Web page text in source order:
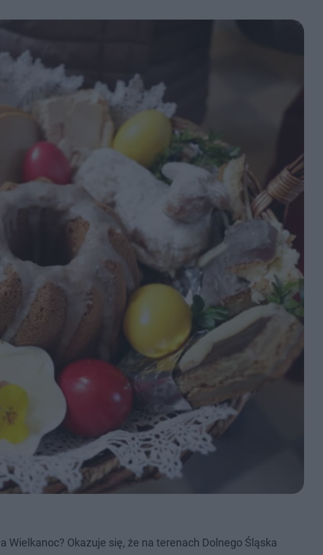
Wielkanoc? Okazuje się, że na terenach Dolnego Śląska